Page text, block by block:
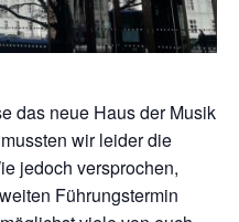
das neue Haus der Musik
wir leider die
jedoch versprochen,
Führungstermin